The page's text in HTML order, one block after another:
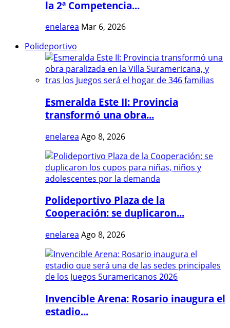
la 2ª Competencia...
enelarea Mar 6, 2026
Polideportivo
Esmeralda Este II: Provincia
transformó una obra...
enelarea Ago 8, 2026
Polideportivo Plaza de la
Cooperación: se duplicaron...
enelarea Ago 8, 2026
Invencible Arena: Rosario inaugura el
estadio...